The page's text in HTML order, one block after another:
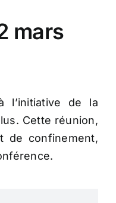
mars
l’initiative de la
Cette réunion,
de confinement,